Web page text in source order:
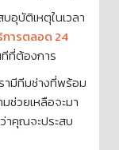
อุบัติเหตุในเวลา
การตลอด 24
ที่ต้องการ
รามีทีมช่างที่พร้อม
ช่วยเหลือจะมา
าคุณจะประสบ